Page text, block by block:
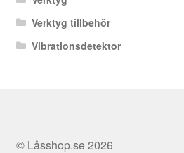
Verktyg tillbehör
Vibrationsdetektor
© Låsshop.se 2026